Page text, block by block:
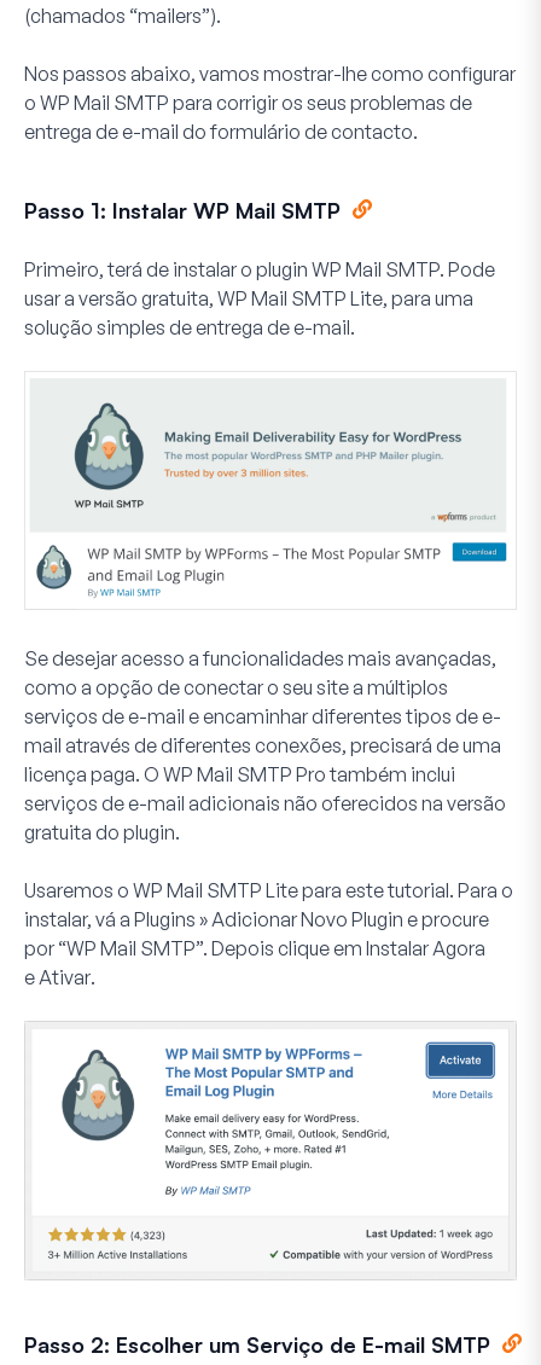
(chamados “mailers”).
Nos passos abaixo, vamos mostrar-lhe como configurar
o WP Mail SMTP para corrigir os seus problemas de
entrega de e-mail do formulário de contacto.
Passo 1: Instalar WP Mail SMTP
Primeiro, terá de instalar o plugin WP Mail SMTP. Pode
usar a versão gratuita, WP Mail SMTP Lite, para uma
solução simples de entrega de e-mail.
Se desejar acesso a funcionalidades mais avançadas,
como a opção de conectar o seu site a múltiplos
serviços de e-mail e encaminhar diferentes tipos de e-
mail através de diferentes conexões, precisará de uma
licença paga. O WP Mail SMTP Pro também inclui
serviços de e-mail adicionais não oferecidos na versão
gratuita do plugin.
Usaremos o WP Mail SMTP Lite para este tutorial. Para o
instalar, vá a Plugins » Adicionar Novo Plugin e procure
por “WP Mail SMTP”. Depois clique em Instalar Agora
e Ativar.
Passo 2: Escolher um Serviço de E-mail SMTP